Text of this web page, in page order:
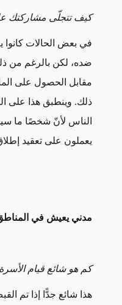
كيف تتجلّى مشاركتك
في بعض الحالات
ضده، لكن بالرغم من
مقابل الحصول على
ذلك. وينطبق هذا على
الناس لأنّ شخصًا ما
يعملون على تعقيد
مدني يعيش في
كم هو شائع قيام
هذا شائع جدًّا إذا تم